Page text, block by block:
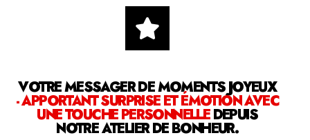
VOTRE MESSAGER DE MOMENTS JOYEUX
- APPORTANT SURPRISE ET ÉMOTION AVEC
UNE TOUCHE PERSONNELLEDEPUIS
NOTRE ATELIER DE BONHEUR.